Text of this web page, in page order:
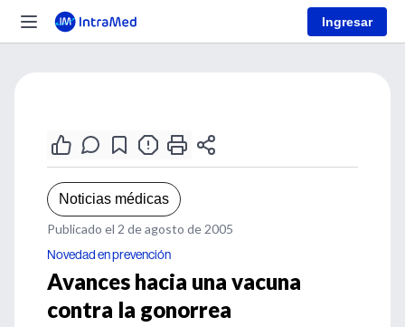
Ingresar
Noticias médicas
Publicado el 2 de agosto de 2005
Novedad en prevención
Avances hacia una vacuna
contra la gonorrea